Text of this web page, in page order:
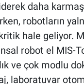
daha
robotların
hale geliyor.
robot el MIS-
ve çok modlu
laboratuvar